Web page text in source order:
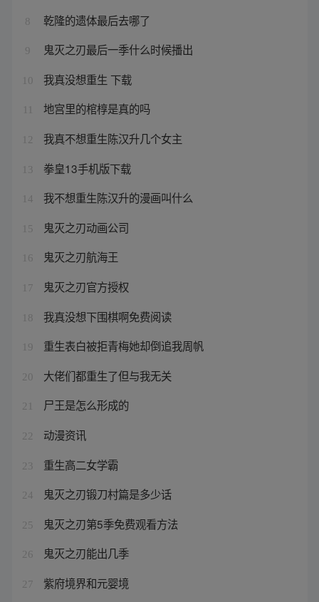
8 乾隆的遗体最后去哪了
9 鬼灭之刃最后一季什么时候播出
10 我真没想重生 下载
地宫里的棺椁是真的吗
12 我真不想重生陈汉升几个女主
13 拳皇13手机版下载
14 我不想重生陈汉升的漫画叫什么
15 鬼灭之刃动画公司
16 鬼灭之刃航海王
17 鬼灭之刃官方授权
18 我真没想下围棋啊免费阅读
19 重生表白被拒青梅她却倒追我周帆
20 大佬们都重生了但与我无关
21 尸王是怎么形成的
22 动漫资讯
23 重生高二女学霸
24 鬼灭之刃锻刀村篇是多少话
25 鬼灭之刃第5季免费观看方法
26 鬼灭之刃能出几季
27 紫府境界和元婴境